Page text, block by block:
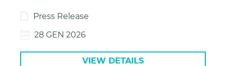
Press Release
28 GEN 2026
VIEW DETAILS